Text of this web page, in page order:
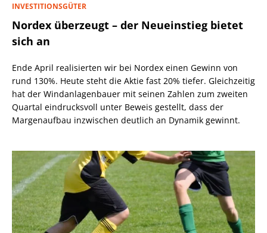
INVESTITIONSGÜTER
Nordex überzeugt – der Neueinstieg bietet
sich an
Ende April realisierten wir bei Nordex einen Gewinn von
rund 130%. Heute steht die Aktie fast 20% tiefer. Gleichzeitig
hat der Windanlagenbauer mit seinen Zahlen zum zweiten
Quartal eindrucksvoll unter Beweis gestellt, dass der
Margenaufbau inzwischen deutlich an Dynamik gewinnt.